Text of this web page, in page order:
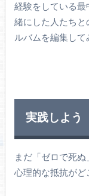
経験をしている
緒にした人たちと
ルバムを編集し
実践しよ
まだ「ゼロで死
心理的な抵抗がど